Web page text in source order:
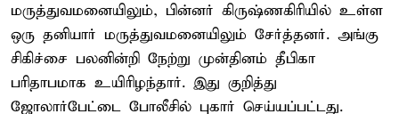
மருத்துவமனையிலும், பின்னர் கிருஷ்ணகிரியில் உள்ள
ஒரு தனியார் மருத்துவமனையிலும் சேர்த்தனர். அங்கு
சிகிச்சை பலனின்றி நேற்று முன்தினம் தீபிகா
பரிதாபமாக உயிரிழந்தார். இது குறித்து
ஜோலார்பேட்டை போலீசில் புகார் செய்யப்பட்டது.